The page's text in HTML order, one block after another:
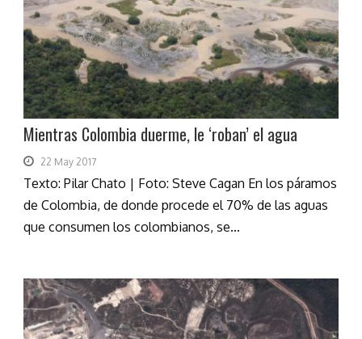
Mientras Colombia duerme, le ‘roban’ el agua
22 May 2017
Texto: Pilar Chato | Foto: Steve Cagan En los páramos
de Colombia, de donde procede el 70% de las aguas
que consumen los colombianos, se...